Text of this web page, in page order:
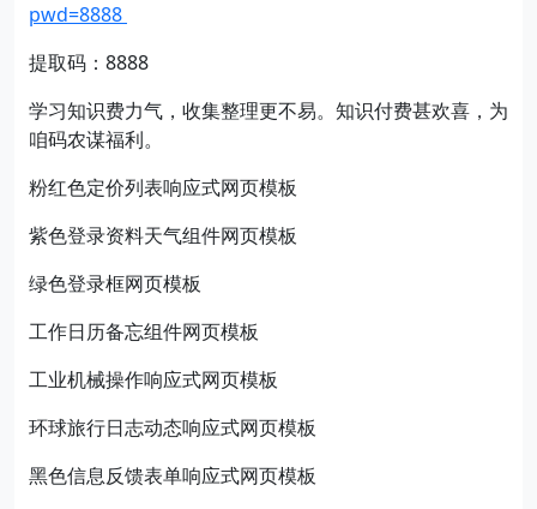
pwd=8888
提取码：8888
学习知识费力气，收集整理更不易。知识付费甚欢喜，为
咱码农谋福利。
粉红色定价列表响应式网页模板
紫色登录资料天气组件网页模板
绿色登录框网页模板
工作日历备忘组件网页模板
工业机械操作响应式网页模板
环球旅行日志动态响应式网页模板
黑色信息反馈表单响应式网页模板